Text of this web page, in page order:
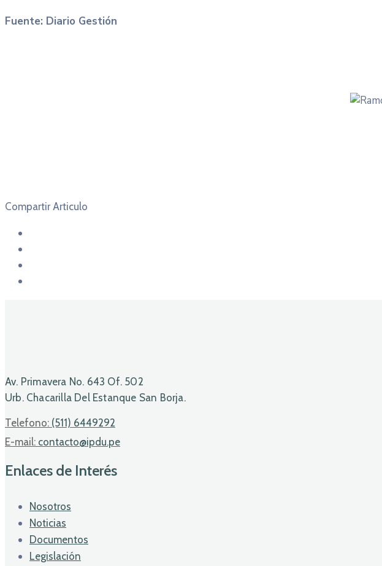
Fuente: Diario Gestión
Compartir Articulo
Av. Primavera No. 643 Of. 502
Urb. Chacarilla Del Estanque San Borja.
Telefono: (511) 6449292
E-mail: contacto@ipdu.pe
Enlaces de Interés
Nosotros
Noticias
Documentos
Legislación